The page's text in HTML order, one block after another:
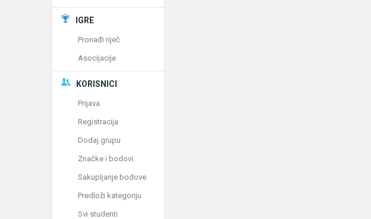
IGRE
Pronađi riječ
Asocijacije
KORISNICI
Prijava
Registracija
Dodaj grupu
Značke i bodovi
Sakupljanje bodove
Predloži kategoriju
Svi studenti